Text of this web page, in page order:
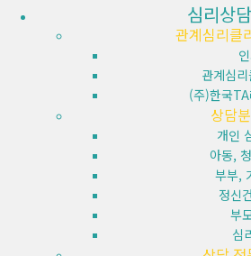
심리상담
관계심리클
관계심
(주)한국
상담
개인
아동,
부부,
정신
부
심